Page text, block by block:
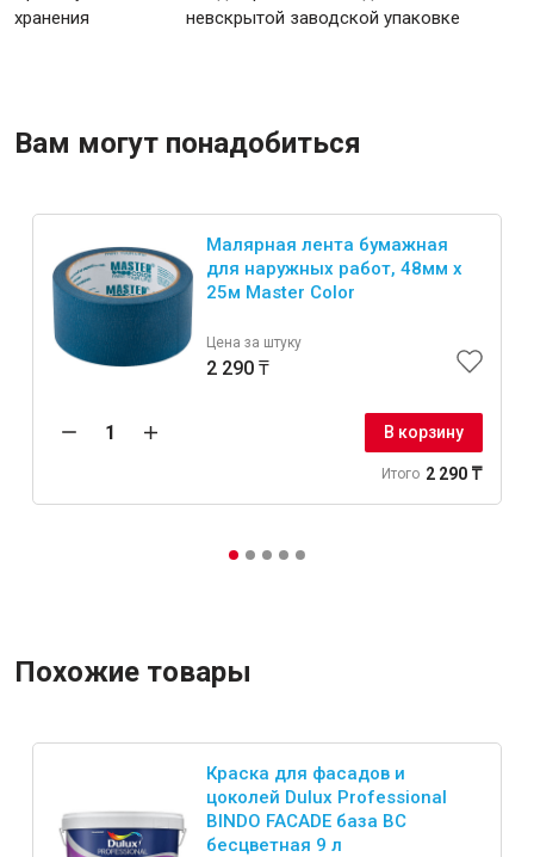
хранения
невскрытой заводской упаковке
Вам могут понадобиться
Малярная лента бумажная
для наружных работ, 48мм x
25м Master Color
Цена за штуку
2 290 ₸
В корзину
Итого 2 290 ₸
Похожие товары
Краска для фасадов и
цоколей Dulux Professional
BINDO FACADE база BC
бесцветная 9 л